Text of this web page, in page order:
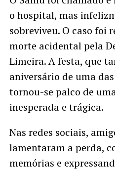
o hospital, mas
sobreviveu. O caso foi
morte acidental pela
Limeira. A festa, que
aniversário de uma
tornou-se palco de
inesperada e trágica.
Nas redes sociais,
lamentaram a perda,
memórias e